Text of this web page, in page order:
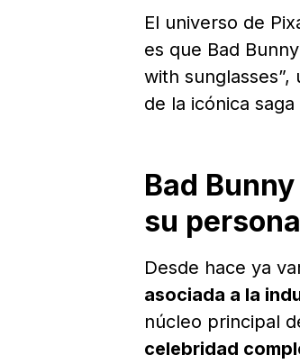
El universo de
es que Bad
with
de la icónica saga
Bad
su
Desde hace ya
asociada a la
núcleo principal
celebridad